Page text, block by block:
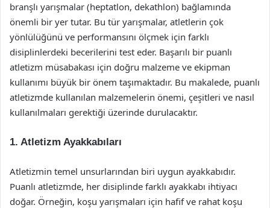
branşlı yarışmalar (heptatlon, dekathlon) bağlamında
önemli bir yer tutar. Bu tür yarışmalar, atletlerin çok
yönlülüğünü ve performansını ölçmek için farklı
disiplinlerdeki becerilerini test eder. Başarılı bir puanlı
atletizm müsabakası için doğru malzeme ve ekipman
kullanımı büyük bir önem taşımaktadır. Bu makalede, puanlı
atletizmde kullanılan malzemelerin önemi, çeşitleri ve nasıl
kullanılmaları gerektiği üzerinde durulacaktır.
1. Atletizm Ayakkabıları
Atletizmin temel unsurlarından biri uygun ayakkabıdır.
Puanlı atletizmde, her disiplinde farklı ayakkabı ihtiyacı
doğar. Örneğin, koşu yarışmaları için hafif ve rahat koşu